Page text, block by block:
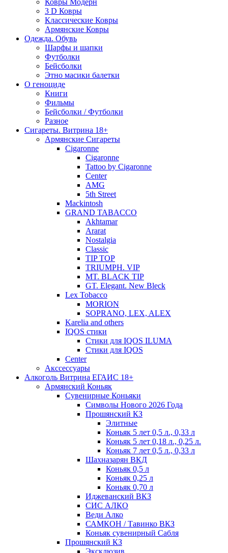
Ковры Модерн
3 D Ковры
Классические Ковры
Армянские Ковры
Одежда. Обувь
Шарфы и шапки
Футболки
Бейсболки
Этно масики балетки
О геноциде
Книги
Фильмы
Бейсболки / Футболки
Разное
Сигареты. Витрина 18+
Армянские Сигареты
Cigaronne
Cigaronne
Tattoo by Cigaronne
Center
AMG
5th Street
Mackintosh
GRAND TABACCO
Akhtamar
Ararat
Nostalgia
Classic
TIP TOP
TRIUMPH. VIP
MT. BLACK TIP
GT. Elegant. New Bleck
Lex Tobacco
MORION
SOPRANO, LEX, ALEX
Karelia and others
IQOS стики
Стики для IQOS ILUMA
Стики для IQOS
Сenter
Акссессуары
Алкоголь Витрина ЕГАИС 18+
Армянский Коньяк
Сувенирные Коньяки
Символы Нового 2026 Года
Прошянский КЗ
Элитные
Коньяк 5 лет 0,5 л., 0,33 л
Коньяк 5 лет 0,18 л., 0,25 л.
Коньяк 7 лет 0,5 л., 0,33 л
Шахназарян ВКД
Коньяк 0,5 л
Коньяк 0,25 л
Коньяк 0,70 л
Иджеванский ВКЗ
СИС АЛКО
Веди Алко
САМКОН / Тавинко ВКЗ
Коньяк сувенирный Сабля
Прошянский КЗ
Эксклюзив